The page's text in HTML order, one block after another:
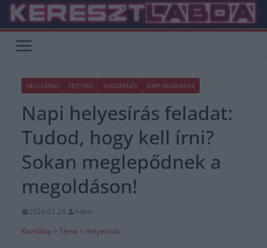
Skip
content
HELYESÍRÁS FEJTÖRŐ KVÍZKÉRDÉS NAPI FELADATOK
Napi helyesírás feladat:
Tudod, hogy kell írni?
Sokan meglepődnek a
megoldáson!
2026.03.26.
Adam
Kezdőlap » Téma » Helyesírás